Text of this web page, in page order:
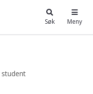
Søk Meny